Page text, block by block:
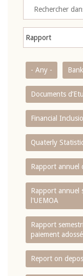
- Any -
Documents
Financial
Quaterly
Rapport annuel
Rapport annuel
l'UEMOA
Rapport
paiement
Report on